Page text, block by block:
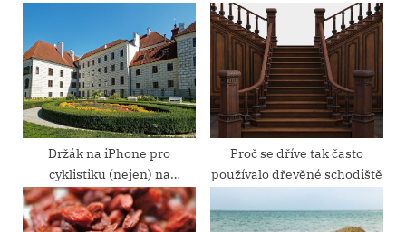
Držák na iPhone pro
cyklistiku (nejen) na
Třeboňsku
Proč se dříve tak často
používalo dřevěné schodiště